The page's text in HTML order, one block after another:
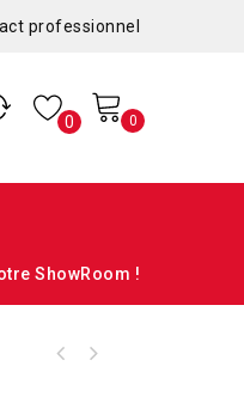
professionnel
0 0
ShowRoom !